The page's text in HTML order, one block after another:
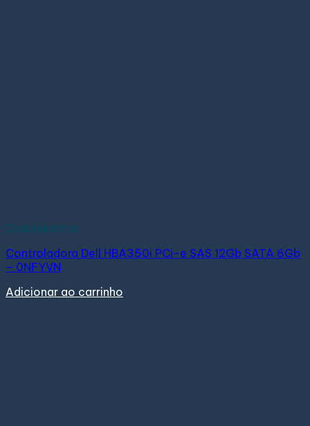
Controladora
Controladora Dell HBA350i PCi-e SAS 12Gb SATA 6Gb
– 0NFYVN
Adicionar ao carrinho